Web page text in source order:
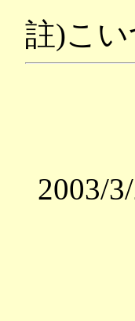
註)こ
2003/